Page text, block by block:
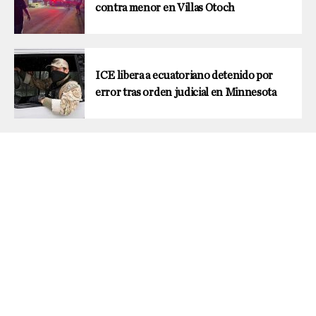
contra menor en Villas Otoch
ICE libera a ecuatoriano detenido por
error tras orden judicial en Minnesota